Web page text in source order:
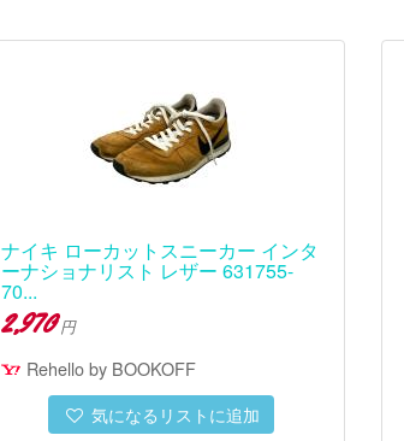
ナイキ ローカットスニーカー インタ
ーナショナリスト レザー 631755-
70...
2,970 円
Rehello by BOOKOFF
気になるリストに追加